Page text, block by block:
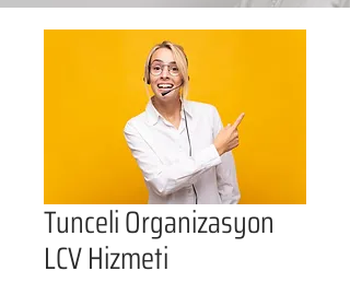
Tunceli Organizasyon
LCV Hizmeti